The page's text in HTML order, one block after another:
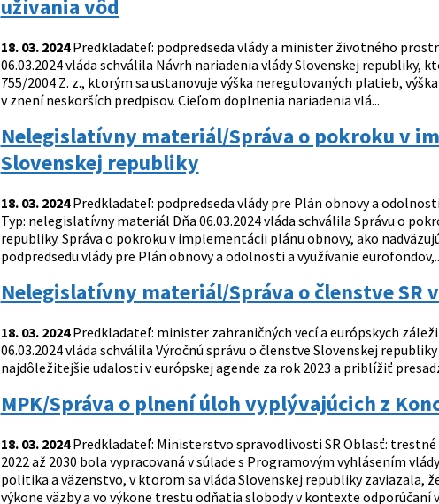
užívania vôd
18. 03. 2024Predkladateľ: podpredseda vlády a minister životného
06.03.2024 vláda schválila Návrh nariadenia vlády Slovenskej republiky,
755/2004 Z. z., ktorým sa ustanovuje výška neregulovaných platieb,
v znení neskorších predpisov. Cieľom doplnenia nariadenia vlá...
Nelegislatívny materiál/Správa o pokroku v
Slovenskej republiky
18. 03. 2024Predkladateľ: podpredseda vlády pre Plán obnovy a
Typ: nelegislatívny materiál Dňa 06.03.2024 vláda schválila Správu o
republiky. Správa o pokroku v implementácii plánu obnovy, ako
podpredsedu vlády pre Plán obnovy a odolnosti a využívanie
Nelegislatívny materiál/Správa o členstve SR
18. 03. 2024Predkladateľ: minister zahraničných vecí a európskych
06.03.2024 vláda schválila Výročnú správu o členstve Slovenskej
najdôležitejšie udalosti v európskej agende za rok 2023 a priblížiť
MPK/Správa o plnení úloh vyplývajúcich z
18. 03. 2024Predkladateľ: Ministerstvo spravodlivosti SR Oblasť: trestné
2022 až 2030 bola vypracovaná v súlade s Programovým vyhlásením
politika a väzenstvo, v ktorom sa vláda Slovenskej republiky zaviazala,
výkone väzby a vo výkone trestu odňatia slobody v kontexte odporúčaní